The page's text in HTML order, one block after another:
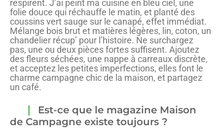
respirent. J’ai peint ma cuisine en bleu ciel, une
folie douce qui réchauffe le matin, et planté des
coussins vert sauge sur le canapé, effet immédiat.
Mélange bois brut et matières légères, lin, coton, un
chandelier récup’ pour l’histoire. Ne surchargez
pas, une ou deux pièces fortes suffisent. Ajoutez
des fleurs séchées, une nappe à carreaux discrète,
et acceptez les petites imperfections, elles font le
charme campagne chic de la maison, et partagez
un café.
Est-ce que le magazine Maison
de Campagne existe toujours ?